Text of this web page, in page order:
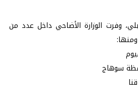
وفرت الوزارة الأضاحي داخل عدد من
ومنها:
سوهاج